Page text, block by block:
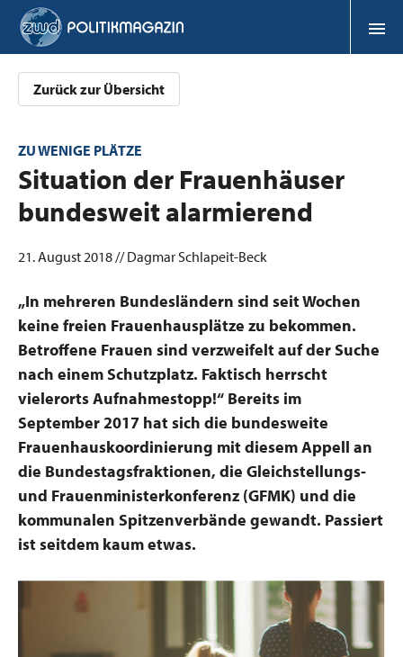
Zurück zur Übersicht
ZU WENIGE PLÄTZE
:Situation der Frauenhäuser
bundesweit alarmierend
21. August 2018 // Dagmar Schlapeit-Beck
„In mehreren Bundesländern sind seit Wochen
keine freien Frauenhausplätze zu bekommen.
Betroffene Frauen sind verzweifelt auf der Suche
nach einem Schutzplatz. Faktisch herrscht
vielerorts Aufnahmestopp!“ Bereits im
September 2017 hat sich die bundesweite
Frauenhauskoordinierung mit diesem Appell an
die Bundestagsfraktionen, die Gleichstellungs-
und Frauenministerkonferenz (GFMK) und die
kommunalen Spitzenverbände gewandt. Passiert
ist seitdem kaum etwas.